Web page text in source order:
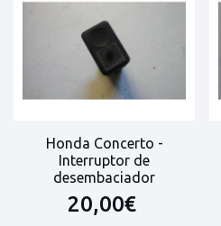
Honda Concerto -
Interruptor de
desembaciador
20,00€